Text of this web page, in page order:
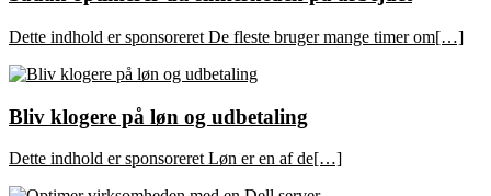
Dette indhold er sponsoreret De fleste bruger mange timer om[…]
Bliv klogere på løn og udbetaling
Dette indhold er sponsoreret Løn er en af de[…]